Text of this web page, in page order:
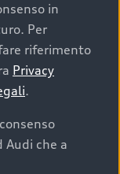
prima di
e all'aspetto,
in
Per
riferimento
Privacy
.
che a